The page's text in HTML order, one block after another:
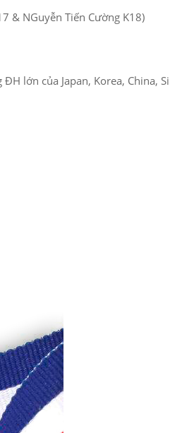
& NGuyễn Tiến Cường K18)
lớn của Japan, Korea, China,